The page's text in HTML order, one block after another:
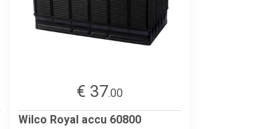
€ 37.00
Wilco Royal accu 60800